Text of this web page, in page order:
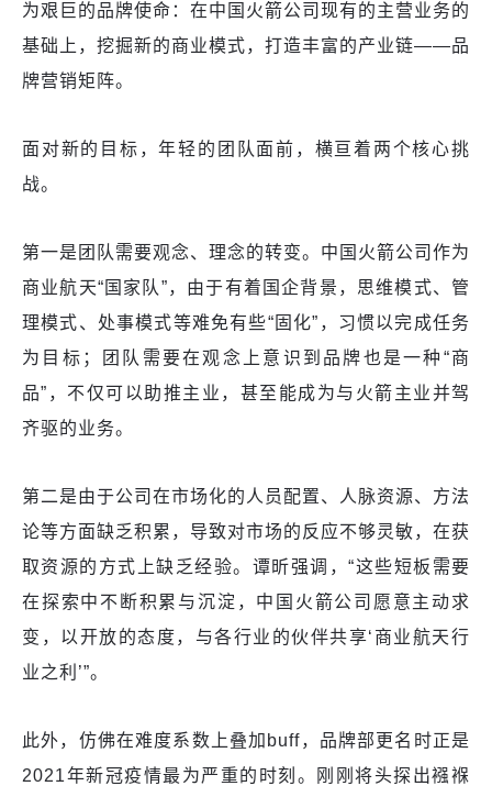
为艰巨的品牌使命：在中国火箭公司现有的主营业务的
基础上，挖掘新的商业模式，打造丰富的产业链——品
牌营销矩阵。
面对新的目标，年轻的团队面前，横亘着两个核心挑
战。
第一是团队需要观念、理念的转变。中国火箭公司作为
商业航天“国家队”，由于有着国企背景，思维模式、管
理模式、处事模式等难免有些“固化”，习惯以完成任务
为目标；团队需要在观念上意识到品牌也是一种“商
品”，不仅可以助推主业，甚至能成为与火箭主业并驾
齐驱的业务。
第二是由于公司在市场化的人员配置、人脉资源、方法
论等方面缺乏积累，导致对市场的反应不够灵敏，在获
取资源的方式上缺乏经验。谭昕强调，“这些短板需要
在探索中不断积累与沉淀，中国火箭公司愿意主动求
变，以开放的态度，与各行业的伙伴共享‘商业航天行
业之利’”。
此外，仿佛在难度系数上叠加buff，品牌部更名时正是
2021年新冠疫情最为严重的时刻。刚刚将头探出襁褓